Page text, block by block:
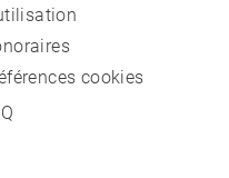
cookies